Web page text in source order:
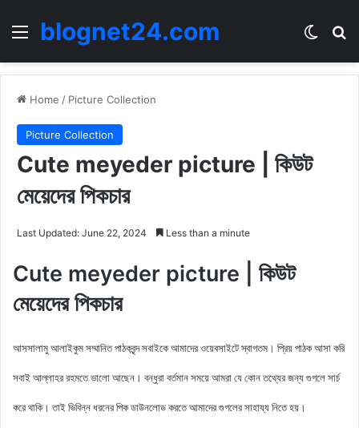
Menublognet24.com
Home / Picture Collection
Picture Collection
Cute meyeder picture | কিউট
মেয়েদের পিকচার
Last Updated: June 22, 2024 Less than a minute
Cute meyeder picture | কিউট
মেয়েদের পিকচার
আসসালামু আলাইকুম সম্মানিত পাঠকবৃন্দ সবাইকে আমাদের ওয়েবসাইটে স্বাগতম। প্রিয় পাঠক আসা করি
সবাই আল্লাহর রহমতে ভালো আছেন। বন্ধুরা বর্তমান সময়ে আমরা যে কোন তথ্যের জন্য গুগলে সার্চ
করে থাকি। তাই ভিবিন্ন ধরনের পিক ডাউনলোড করতে আমাদের গুগলের সাহায্য নিতে হয়।